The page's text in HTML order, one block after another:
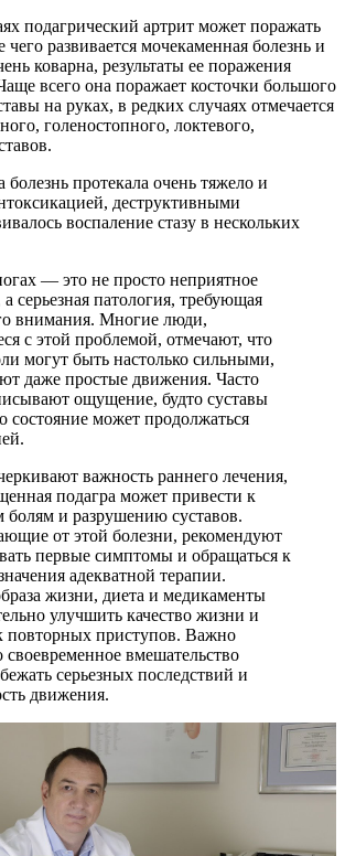
подагрический артрит может поражать
чего развивается мочекаменная болезнь и
коварна, результаты ее поражения
всего она поражает косточки большого
на руках, в редких случаях отмечается
голеностопного, локтевого,
болезнь протекала очень тяжело и
деструктивными
воспаление стазу в нескольких
— это не просто неприятное
а серьезная патология, требующая
внимания. Многие люди,
с этой проблемой, отмечают, что
могут быть настолько сильными,
даже простые движения. Часто
ощущение, будто суставы
состояние может продолжаться
важность раннего лечения,
подагра может привести к
болям и разрушению суставов.
от этой болезни, рекомендуют
первые симптомы и обращаться к
адекватной терапии.
жизни, диета и медикаменты
улучшить качество жизни и
повторных приступов. Важно
своевременное вмешательство
серьезных последствий и
движения.